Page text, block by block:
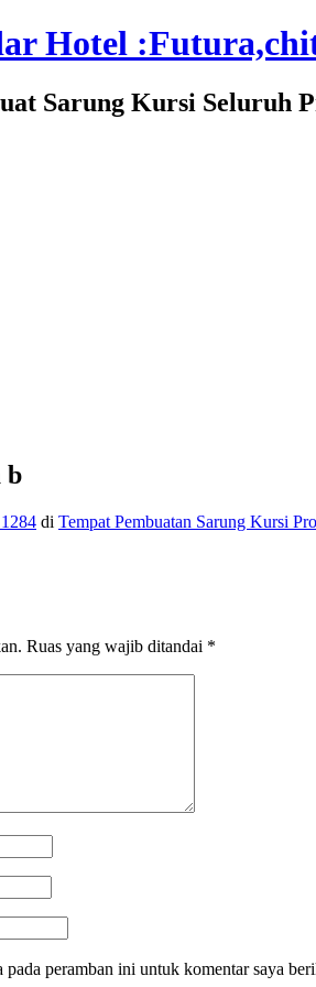
Hotel
Sarung Kursi Seluruh
b
di Tempat Pembuatan Sarung Kursi
Ruas yang wajib ditandai *
pada peramban ini untuk komentar saya